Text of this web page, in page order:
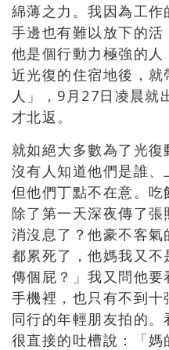
綿薄之力。我因為工
手邊也有難以放下的活
他是個行動力極強的
近光復的住宿地後，
人」， 9 月 27日凌晨就
才北返。
就如絕大多數為了光復
沒有人知道他們是誰、
但他們丁點不在意。
除了第一天深夜傳了
消沒息了？他豪不客
都累死了，他媽我又
傳個屁？」我又問他
手機裡，也只有不到
同行的年輕朋友拍的
很直接的吐槽說：「